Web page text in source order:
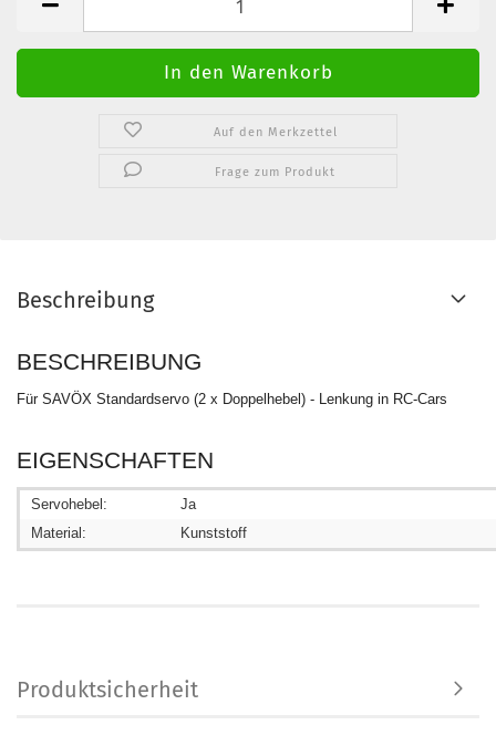
Auf den Merkzettel
Frage zum Produkt
Beschreibung
BESCHREIBUNG
Für SAVÖX Standardservo (2 x Doppelhebel) - Lenkung in RC-Cars
EIGENSCHAFTEN
Servohebel:
Ja
Material:
Kunststoff
Produktsicherheit